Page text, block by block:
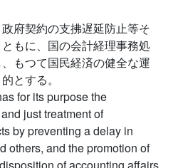
府契約の支拂遅延防止等そ
もに、国の会計経理事務処
もつて国民経済の健全な運
とする。
for its purpose the
just treatment of
by preventing a delay in
others, and the promotion of